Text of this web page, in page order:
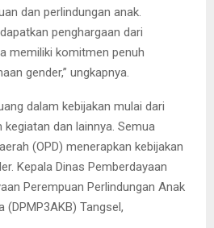
dan perlindungan anak.
penghargaan dari
memiliki komitmen penuh
gender,” ungkapnya.
dalam kebijakan mulai dari
dan lainnya. Semua
(OPD) menerapkan kebijakan
Kepala Dinas Pemberdayaan
Perempuan Perlindungan Anak
(DPMP3AKB) Tangsel,